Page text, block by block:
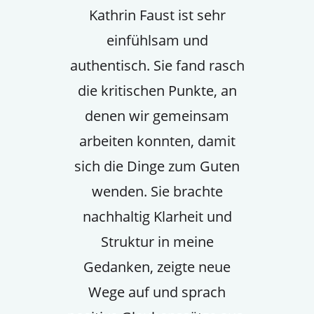
Kathrin Faust ist sehr
einfühlsam und
authentisch. Sie fand rasch
die kritischen Punkte, an
denen wir gemeinsam
arbeiten konnten, damit
sich die Dinge zum Guten
wenden. Sie brachte
nachhaltig Klarheit und
Struktur in meine
Gedanken, zeigte neue
Wege auf und sprach